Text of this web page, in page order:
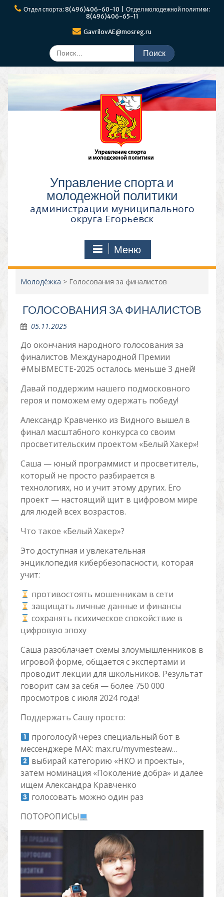
ПерейтиОтдел спорта: 8(496)406-60-10 | Отдел молодежной политики:
8(496)406-65-11
GavrilovAE@mosreg.ru
Поиск
по:
Управление спорта и
молодежной политики
администрации муниципального
округа Егорьевск
Меню
Молодёжка > Голосования за финалистов
ГОЛОСОВАНИЯ ЗА ФИНАЛИСТОВ
05.11.2025
До окончания народного голосования за
финалистов Международной Премии
#МЫВМЕСТЕ-2025 осталось меньше 3 дней!
Давай поддержим нашего подмосковного
героя и поможем ему одержать победу!
Александр Кравченко из Видного вышел в
финал масштабного конкурса со своим
просветительским проектом «Белый Хакер»!
Саша — юный программист и просветитель,
который не просто разбирается в
технологиях, но и учит этому других. Его
проект — настоящий щит в цифровом мире
для людей всех возрастов.
Что такое «Белый Хакер»?
Это доступная и увлекательная
энциклопедия кибербезопасности, которая
учит:
противостоять мошенникам в сети
защищать личные данные и финансы
сохранять психическое спокойствие в
цифровую эпоху
Саша разоблачает схемы злоумышленников в
игровой форме, общается с экспертами и
проводит лекции для школьников. Результат
говорит сам за себя — более 750 000
просмотров с июля 2024 года!
Поддержать Сашу просто:
проголосуй через специальный бот в
мессенджере MAX: max.ru/myvmesteaw…
выбирай категорию «НКО и проекты»,
затем номинация «Поколение добра» и далее
ищем Александра Кравченко
голосовать можно один раз
ПОТОРОПИСЬ!